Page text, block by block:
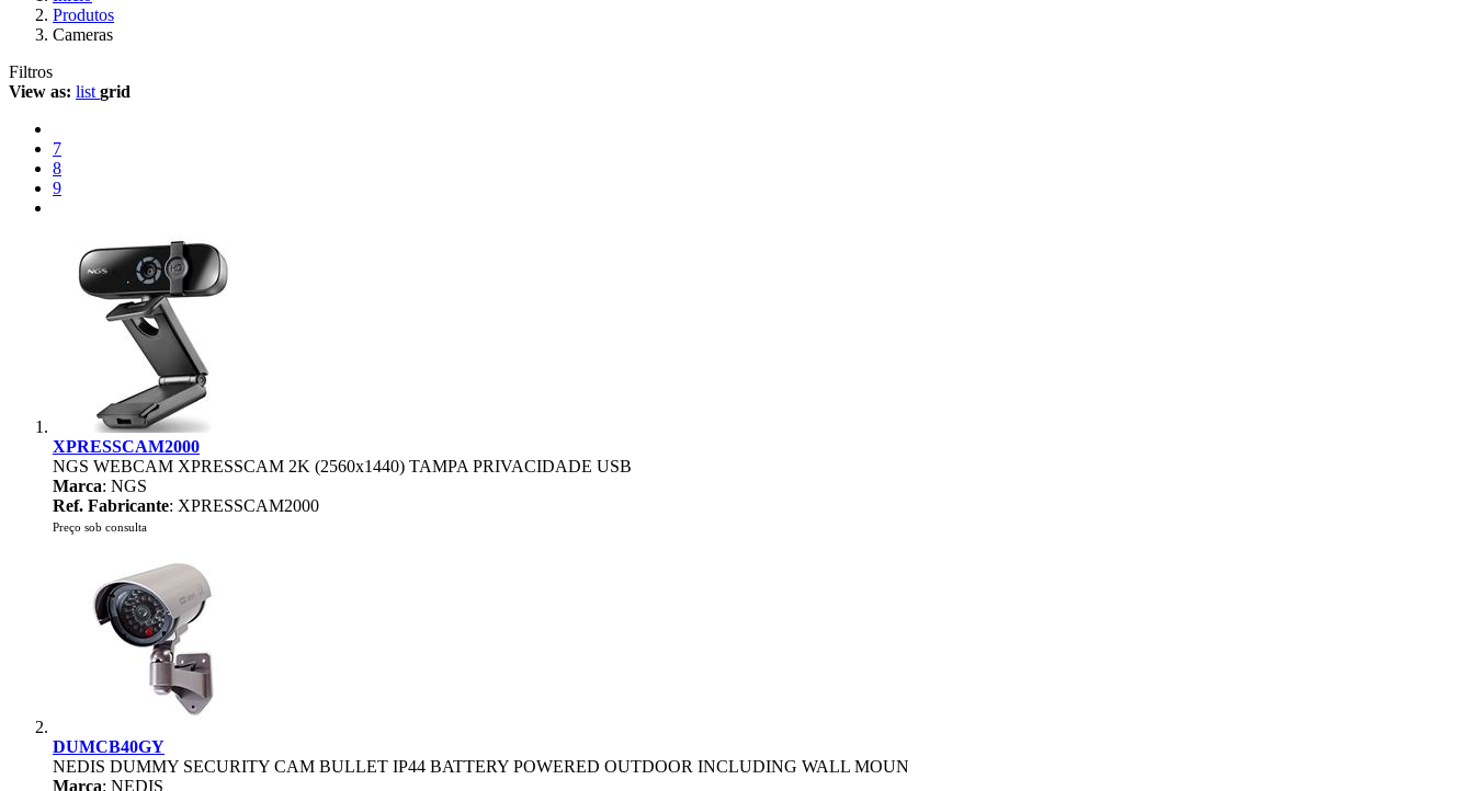
Produtos
Cameras
Filtros
View as: list grid
7
8
9
XPRESSCAM2000
NGS WEBCAM XPRESSCAM 2K (2560x1440) TAMPA PRIVACIDADE USB
Marca: NGS
Ref. Fabricante: XPRESSCAM2000
Preço sob consulta
DUMCB40GY
NEDIS DUMMY SECURITY CAM BULLET IP44 BATTERY POWERED OUTDOOR INCLUDING WALL MOUN
Marca: NEDIS